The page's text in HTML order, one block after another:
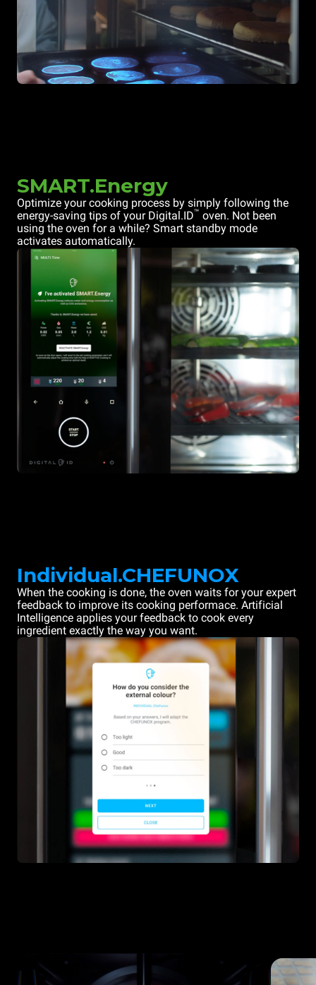
SMART.Energy
Optimize your cooking process by simply following the
energy-saving tips of your Digital.ID™ oven. Not been
using the oven for a while? Smart standby mode
activates automatically.
Individual.CHEFUNOX
When the cooking is done, the oven waits for your expert
feedback to improve its cooking performace. Artificial
Intelligence applies your feedback to cook every
ingredient exactly the way you want.